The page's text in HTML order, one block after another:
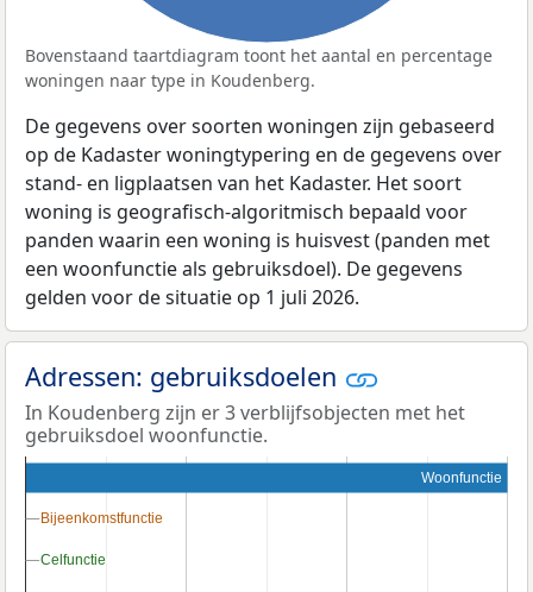
Bovenstaand taartdiagram toont het aantal en percentage
woningen naar type in Koudenberg.
De gegevens over soorten woningen zijn gebaseerd
op de Kadaster woningtypering en de gegevens over
stand- en ligplaatsen van het Kadaster. Het soort
woning is geografisch-algoritmisch bepaald voor
panden waarin een woning is huisvest (panden met
een woonfunctie als gebruiksdoel). De gegevens
gelden voor de situatie op 1 juli 2026.
Adressen: gebruiksdoelen
In Koudenberg zijn er 3 verblijfsobjecten met het
gebruiksdoel woonfunctie.
Woonfunctie
Bijeenkomstfunctie
Bijeenkomstfunctie
Celfunctie
Celfunctie